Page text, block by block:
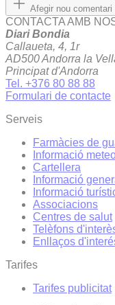
Afegir nou comentari
CONTACTA AMB
Diari Bondia
Callaueta, 4, 1r
AD500 Andorra la
Principat d'Andorra
Tel. +376 80 88 88
Formulari de contacte
Serveis
Farmàcies de
Informació
Cartellera
Informació
Informació
Associacions
Centres de salut
Telèfons
Enllaços
Tarifes
Tarifes publicitat